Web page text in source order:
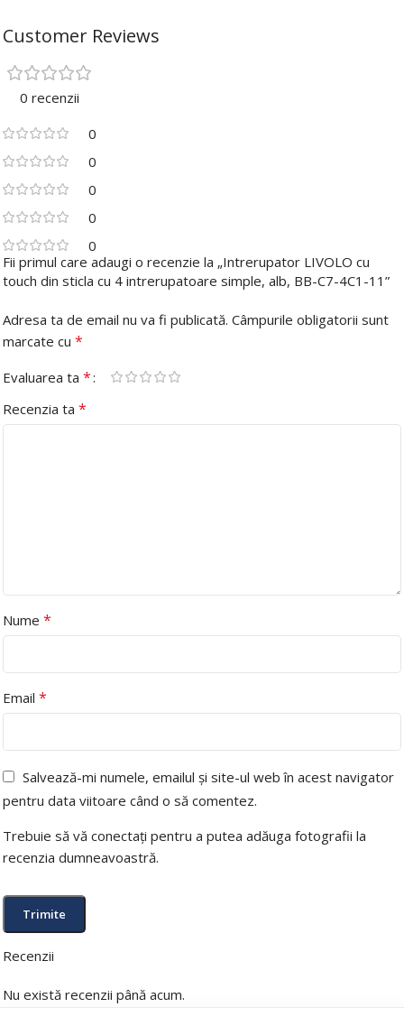
Customer Reviews
0 recenzii
0
0
0
0
0
Recenzii
Nu există recenzii până acum.
Fii primul care adaugi o recenzie la „Intrerupator LIVOLO cu
touch din sticla cu 4 intrerupatoare simple, alb, BB-C7-4C1-11”
Adresa ta de email nu va fi publicată. Câmpurile obligatorii sunt
marcate cu *
Evaluarea ta *
Recenzia ta *
Nume *
Email *
Salvează-mi numele, emailul și site-ul web în acest navigator
pentru data viitoare când o să comentez.
Trebuie să vă conectați pentru a putea adăuga fotografii la
recenzia dumneavoastră.